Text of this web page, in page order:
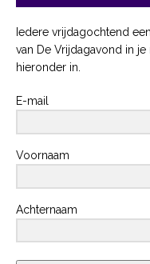
Iedere vrijdagochtend
van De Vrijdagavond in
hieronder in.
E-mail
Voornaam
Achternaam